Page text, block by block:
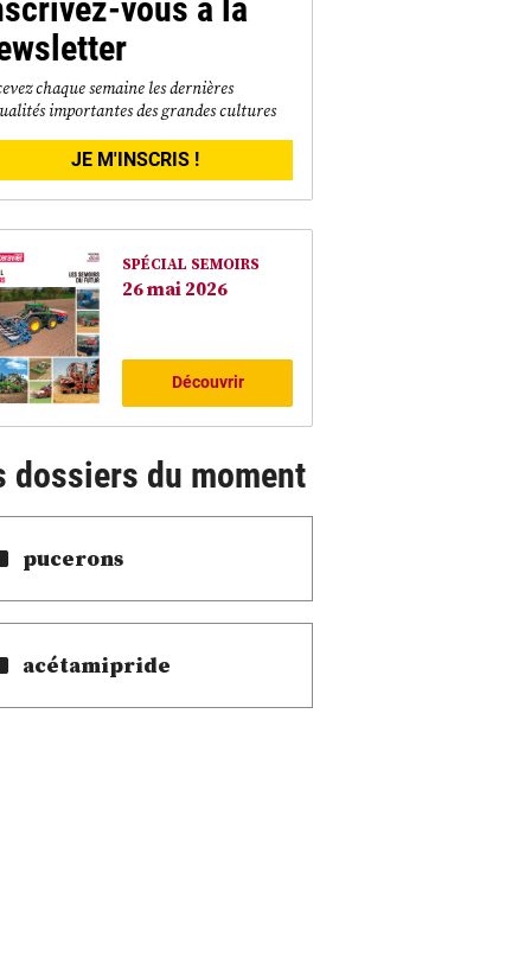
vous à la
chaque semaine les dernières
importantes des grandes cultures
JE M'INSCRIS !
SPÉCIAL SEMOIRS
26 mai 2026
Découvrir
dossiers du moment
pucerons
acétamipride